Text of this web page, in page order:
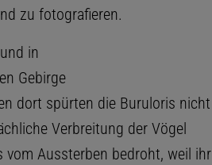
zu fotografieren.
in
Gebirge
dort spürten die Buruloris nicht
Verbreitung der Vögel
Aussterben bedroht, weil ihr